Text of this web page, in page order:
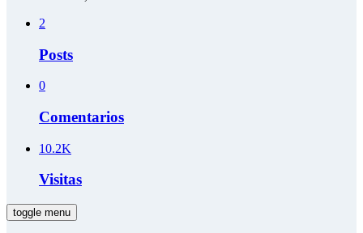
2
Posts
0
Comentarios
10.2K
Visitas
toggle menu